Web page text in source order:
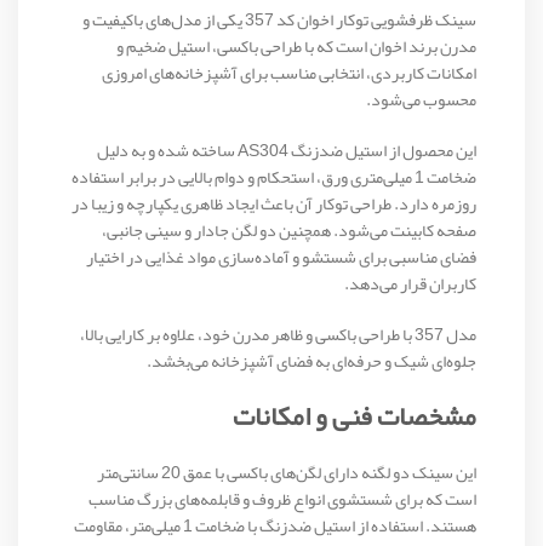
سینک ظرفشویی توکار اخوان کد 357 یکی از مدل‌های باکیفیت و
مدرن برند اخوان است که با طراحی باکسی، استیل ضخیم و
امکانات کاربردی، انتخابی مناسب برای آشپزخانه‌های امروزی
محسوب می‌شود.
این محصول از استیل ضدزنگ AS304 ساخته شده و به دلیل
ضخامت 1 میلی‌متری ورق، استحکام و دوام بالایی در برابر استفاده
روزمره دارد. طراحی توکار آن باعث ایجاد ظاهری یکپارچه و زیبا در
صفحه کابینت می‌شود. همچنین دو لگن جادار و سینی جانبی،
فضای مناسبی برای شستشو و آماده‌سازی مواد غذایی در اختیار
کاربران قرار می‌دهد.
مدل 357 با طراحی باکسی و ظاهر مدرن خود، علاوه بر کارایی بالا،
جلوه‌ای شیک و حرفه‌ای به فضای آشپزخانه می‌بخشد.
مشخصات فنی و امکانات
این سینک دو لگنه دارای لگن‌های باکسی با عمق 20 سانتی‌متر
است که برای شستشوی انواع ظروف و قابلمه‌های بزرگ مناسب
هستند. استفاده از استیل ضدزنگ با ضخامت 1 میلی‌متر، مقاومت